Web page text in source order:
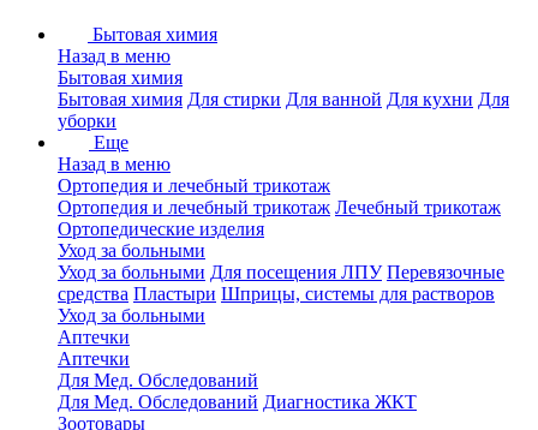
Бытовая химия
Назад в меню
Бытовая химия
Бытовая химия Для стирки Для ванной Для кухни Для
уборки
Еще
Назад в меню
Ортопедия и лечебный трикотаж
Ортопедия и лечебный трикотаж Лечебный трикотаж
Ортопедические изделия
Уход за больными
Уход за больными Для посещения ЛПУ Перевязочные
средства Пластыри Шприцы, системы для растворов
Уход за больными
Аптечки
Аптечки
Для Мед. Обследований
Для Мед. Обследований Диагностика ЖКТ
Зоотовары